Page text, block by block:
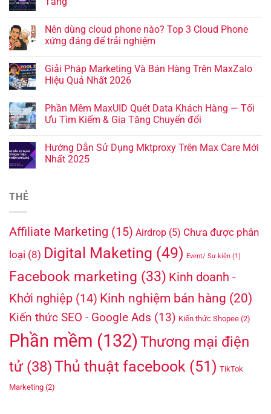
Nên dùng cloud phone nào? Top 3 Cloud Phone
xứng đáng để trải nghiệm
Giải Pháp Marketing Và Bán Hàng Trên MaxZalo
Hiệu Quả Nhất 2026
Phần Mềm MaxUID Quét Data Khách Hàng — Tối
Ưu Tìm Kiếm & Gia Tăng Chuyển đổi
Hướng Dẫn Sử Dụng Mktproxy Trên Max Care Mới
Nhất 2025
THẺ
Affiliate Marketing (15) Airdrop (5) Chưa được phân
loại (8) Digital Maketing (49) Event/ Sự kiện (1)
Facebook marketing (33) Kinh doanh -
Khởi nghiệp (14) Kinh nghiệm bán hàng (20)
Kiến thức SEO - Google Ads (13) Kiến thức Shopee (2)
Phần mềm (132) Thương mại điện
tử(38)Thủ thuật facebook (51) TikTok
Marketing (2)